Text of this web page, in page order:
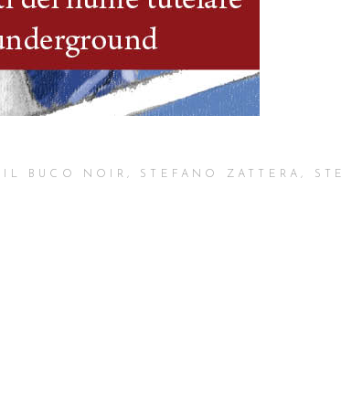
IL BUCO NOIR , STEFANO ZATTERA,